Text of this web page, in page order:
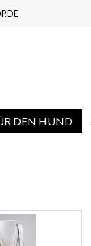
DEN HUND